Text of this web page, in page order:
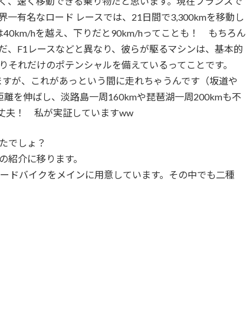
一有名なロード レースでは、21日間で3,300kmを移動し
40km/hを越え、下りだと90km/hってことも！ もちろん
、F1レースなどと異なり、彼らが駆るマシンは、基本的
れだけのポテンシャルを備えているってことです。
が、これがあっという間に走れちゃうんです（坂道や
を伸ばし、淡路島一周160kmや琵琶湖一周200kmも不
夫！ 私が実証していますww
でしょ？
紹介に移ります。
ドバイクをメインに用意しています。その中でも二種